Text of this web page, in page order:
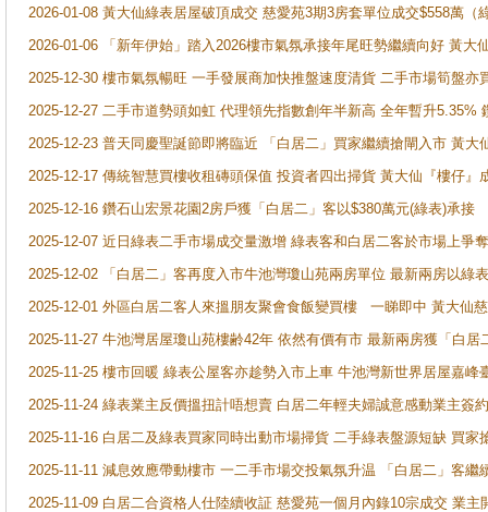
2026-01-08 黃大仙綠表居屋破頂成交 慈愛苑3期3房套單位成交$558萬（
2026-01-06 「新年伊始」踏入2026樓市氣氛承接年尾旺勢繼續向好 黃
2025-12-30 樓市氣氛暢旺 一手發展商加快推盤速度清貨 二手市場筍盤
2025-12-27 二手市道勢頭如虹 代理領先指數創年半新高 全年暫升5.35%
2025-12-23 普天同慶聖誕節即將臨近 「白居二」買家繼續搶閘入市 黃
2025-12-17 傳統智慧買樓收租磚頭保值 投資者四出掃貨 黃大仙『樓仔
2025-12-16 鑽石山宏景花園2房戶獲「白居二」客以$380萬元(綠表)承接
2025-12-07 近日綠表二手市場成交量激增 綠表客和白居二客於市場上
2025-12-02 「白居二」客再度入市牛池灣瓊山苑兩房單位 最新兩房以綠
2025-12-01 外區白居二客人來搵朋友聚會食飯變買樓 一睇即中 黃大仙
2025-11-27 牛池灣居屋瓊山苑樓齢42年 依然有價有市 最新兩房獲「白居
2025-11-25 樓市回暖 綠表公屋客亦趁勢入市上車 牛池灣新世界居屋嘉峰
2025-11-24 綠表業主反價搵扭計唔想賣 白居二年輕夫婦誠意感動業主簽
2025-11-16 白居二及綠表買家同時出動市場掃貨 二手綠表盤源短缺 買
2025-11-11 減息效應帶動樓市 一二手市場交投氣氛升温 「白居二」客
2025-11-09 白居二合資格人仕陸續收証 慈愛苑一個月內錄10宗成交 業